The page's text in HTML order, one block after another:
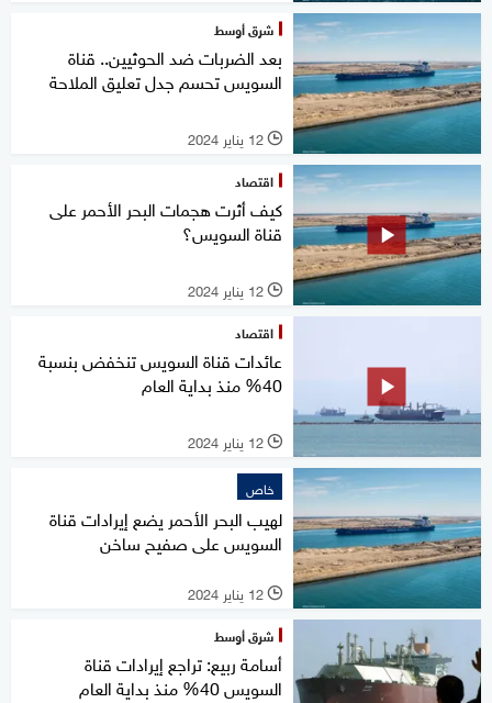
شرق أوسط
بعد الضربات ضد الحوثيين.. قناة
السويس تحسم جدل تعليق الملاحة
l 12 يناير 2024
اقتصاد
كيف أثرت هجمات البحر الأحمر على
قناة السويس؟
l 12 يناير 2024
اقتصاد
عائدات قناة السويس تنخفض بنسبة
40% منذ بداية العام
l 12 يناير 2024
خاص
لهيب البحر الأحمر يضع إيرادات قناة
السويس على صفيح ساخن
l 12 يناير 2024
شرق أوسط
أسامة ربيع: تراجع إيرادات قناة
السويس 40% منذ بداية العام